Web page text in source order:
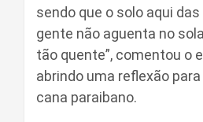
sendo que o solo aqui
gente não aguenta no
tão quente”, comentou o
abrindo uma reflexão
cana paraibano.